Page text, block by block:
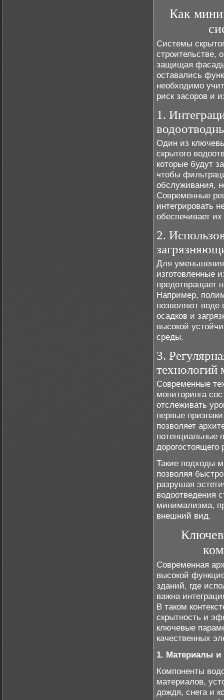
Как
Системы
строительстве,
защищая
оставались
необходимо
риск засоров и
1.
Один из
скрытого
которые будут
чтобы
обслуживания,
Современные
интегрировать
обеспечивает
2.
Для уменьшения
изготовленные
предотвращает
Например,
позволяют воде
осадков и
высокой
среды.
3.
технологий
Современные
мониторинга
отслеживать
первые
позволяет
потенциальные
дорогостоящего
Такие подходы
позволяя
разрушая
водоотведения
минимализма,
внешний вид.
Современная
высокой
зданий, где
важна
В таком
скрытность и
ключевые
качественных
1. Материалы и
Компоненты
материалов,
дождя, снега и